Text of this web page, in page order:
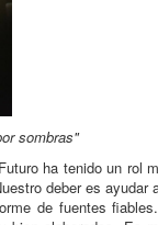
sombras"
ha tenido un rol
deber es ayudar
de fuentes